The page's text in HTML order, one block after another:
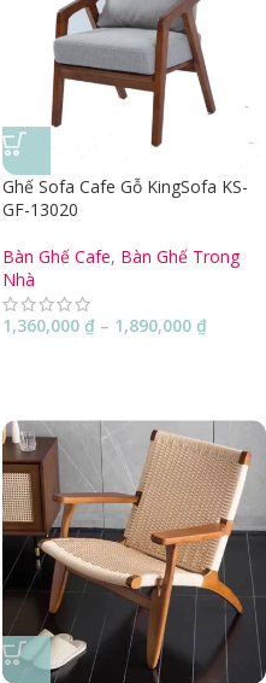
Ghế Sofa Cafe Gỗ KingSofa KS-
GF-13020
Bàn Ghế Cafe, Bàn Ghế Trong
Nhà
1,360,000 ₫ – 1,890,000 ₫